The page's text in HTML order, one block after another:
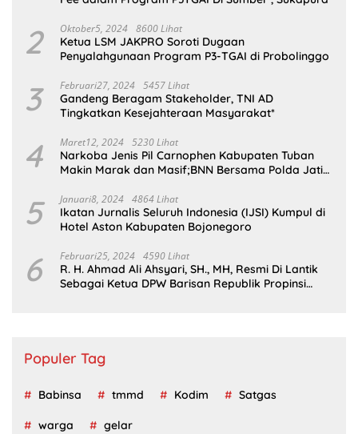
2 Oktober5, 2024 8600 Lihat
Ketua LSM JAKPRO Soroti Dugaan
Penyalahgunaan Program P3-TGAI di Probolinggo
3 Februari27, 2024 5457 Lihat
Gandeng Beragam Stakeholder, TNI AD
Tingkatkan Kesejahteraan Masyarakat*
4 Maret12, 2024 5230 Lihat
Narkoba Jenis Pil Carnophen Kabupaten Tuban
Makin Marak dan Masif;BNN Bersama Polda Jatim
5 Januari8, 2024 4864 Lihat
Ikatan Jurnalis Seluruh Indonesia (IJSI) Kumpul di
Hotel Aston Kabupaten Bojonegoro
6 Februari25, 2024 4590 Lihat
R. H. Ahmad Ali Ahsyari, SH., MH, Resmi Di Lantik
Sebagai Ketua DPW Barisan Republik Propinsi
Populer Tag
Babinsa tmmd Kodim Satgas
warga gelar